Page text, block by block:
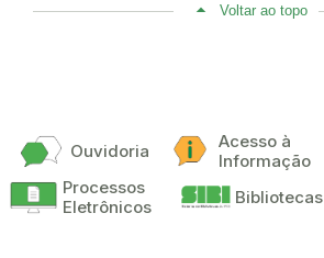
Voltar ao topo
Ouvidoria
Acesso à
Informação
Processos
Eletrônicos
Bibliotecas